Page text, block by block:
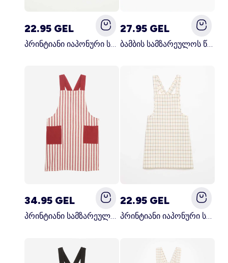
22.95 GEL
პრინტიანი იაპონური სამზარეულოს წინსაფარი ლურჯი
27.95 GEL
ბამბის სამზარეულოს წინსაფარი მწვანე
34.95 GEL
პრინტიანი სამზარეულოს წინსაფარი წითელი
22.95 GEL
პრინტიანი იაპონური სამზარეულოს წინსაფარი ლურჯი